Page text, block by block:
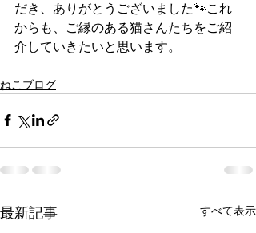
だき、ありがとうございました🐾これ
からも、ご縁のある猫さんたちをご紹
介していきたいと思います。
ねこブログ
最新記事 すべて表示